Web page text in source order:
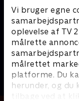
Vi bruger egne
oplevelse af TV
målrette
målrettet
platforme. Du
herunder, og
tilbage ved at
Kampen om USA
Nyheder & Magasiner